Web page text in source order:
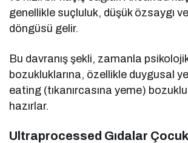
genellikle suçluluk, düşük özsaygı
döngüsü gelir.
Bu davranış şekli, zamanla
bozukluklarına, özellikle duygusal
eating (tıkanırcasına yeme)
hazırlar.
Ultraprocessed Gıdalar